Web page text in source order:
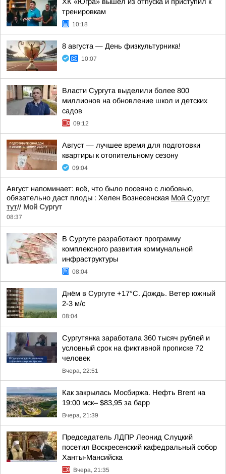
тренировкам
10:18
8 августа — День физкультурника!
10:07
Власти Сургута выделили более 800
миллионов на обновление школ и детских
садов
09:12
Август — лучшее время для подготовки
квартиры к отопительному сезону
09:04
Август напоминает: всё, что было посеяно с любовью,
обязательно даст плоды : Хелен Вознесенская Мой Сургут
тут// Мой Сургут
08:37
В Сургуте разработают программу
комплексного развития коммунальной
инфраструктуры
08:04
Днём в Сургуте +17°С. Дождь. Ветер южный
2-3 м/с
08:04
Сургутянка заработала 360 тысяч рублей и
условный срок на фиктивной прописке 72
человек
Вчера, 22:51
Как закрылась Мосбиржа. Нефть Brent на
19:00 мск– $83,95 за барр
Вчера, 21:39
Председатель ЛДПР Леонид Слуцкий
посетил Воскресенский кафедральный собор
Ханты-Мансийска
Вчера, 21:35